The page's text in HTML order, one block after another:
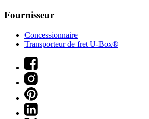
Fournisseur
Concessionnaire
Transporteur de fret U-Box®